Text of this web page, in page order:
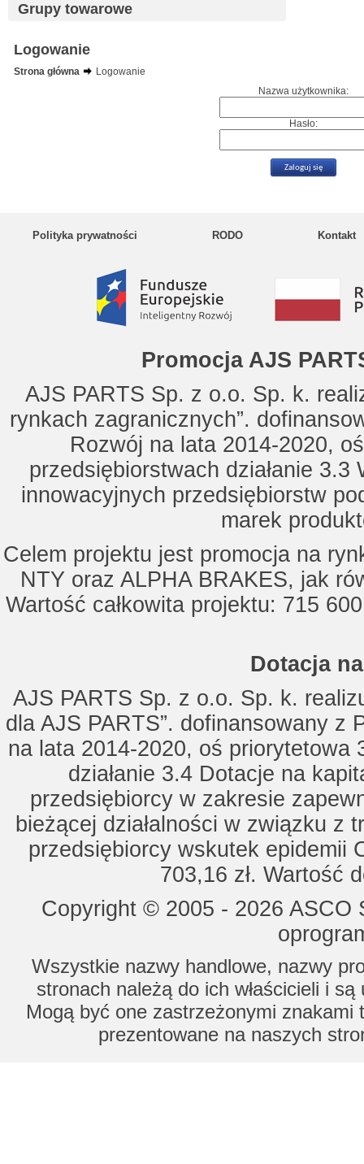
Grupy towarowe
Logowanie
Strona główna
Logowanie
Nazwa użytkownika:
Hasło:
Polityka prywatności RODO Kontakt
Promocja AJS
AJS PARTS Sp. z o.o. Sp. k.
rynkach zagranicznych”.
Rozwój na lata 2014-2020,
przedsiębiorstwach działanie
innowacyjnych przedsiębiorstw
marek
Celem projektu jest promocja na
NTY oraz ALPHA BRAKES, jak
Wartość całkowita projektu: 715
Dotacja
AJS PARTS Sp. z o.o. Sp. k.
dla AJS PARTS”. dofinansowany z
na lata 2014-2020, oś priorytetowa
działanie 3.4 Dotacje na
przedsiębiorcy w zakresie
bieżącej działalności w związku z
przedsiębiorcy wskutek epidemii
703,16 zł. Wartość
Copyright © 2005 - 2026
Wszystkie nazwy handlowe, nazwy
stronach należą do ich właścicieli i
Mogą być one zastrzeżonymi znakami
prezentowane na naszych